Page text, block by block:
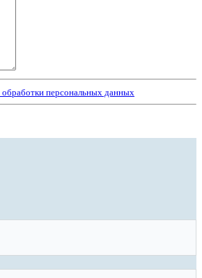
персональных данных